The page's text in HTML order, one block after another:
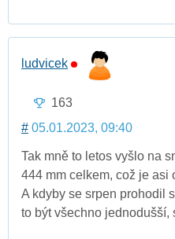
ludvicek
163
# 05.01.2023, 09:40
Tak mně to letos vyšlo na
444 mm celkem, což je asi
A kdyby se srpen prohodil
to být všechno jednodušší,